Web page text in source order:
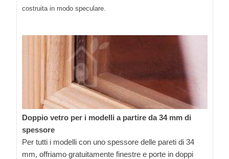
costruita in modo speculare.
Doppio vetro per i modelli a partire da 34 mm di
spessore
Per tutti i modelli con uno spessore delle pareti di 34
mm, offriamo gratuitamente finestre e porte in doppi